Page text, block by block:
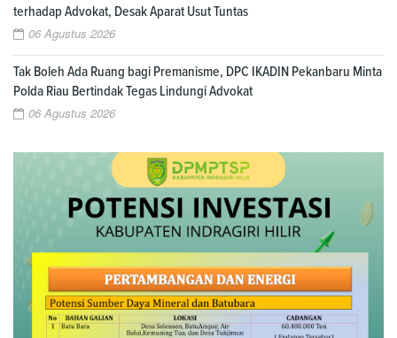
terhadap Advokat, Desak Aparat Usut Tuntas
06 Agustus 2026
Tak Boleh Ada Ruang bagi Premanisme, DPC IKADIN Pekanbaru Minta
Polda Riau Bertindak Tegas Lindungi Advokat
06 Agustus 2026